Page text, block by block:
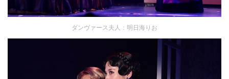
ダンヴァース夫人：明日海りお